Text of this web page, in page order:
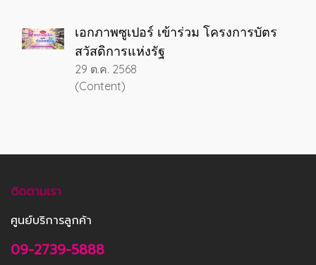
เอกภาพซูเปอร์ เข้าร่วม โครงการบัตร
สวัสดิการแห่งรัฐ
29 ต.ค. 2568
(Content)
ติดตามเรา
ศูนย์บริการลูกค้า
09-2739-5888